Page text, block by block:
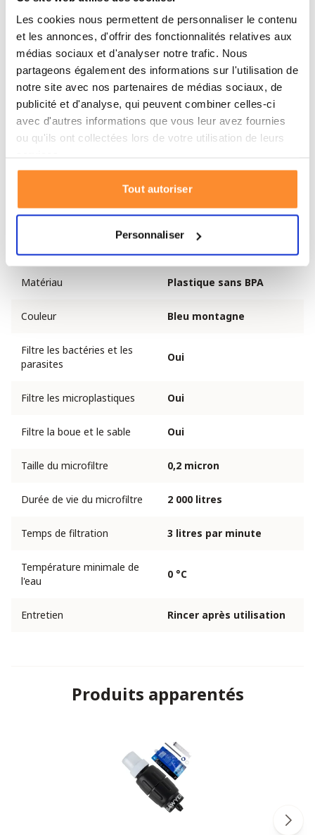
Les cookies nous permettent de personnaliser le contenu
et les annonces, d'offrir des fonctionnalités relatives aux
médias sociaux et d'analyser notre trafic. Nous
partageons également des informations sur l'utilisation de
notre site avec nos partenaires de médias sociaux, de
publicité et d'analyse, qui peuvent combiner celles-ci
avec d'autres informations que vous leur avez fournies
ou qu'ils ont collectées lors de votre utilisation de leurs
Tout autoriser
Personnaliser
ses bouchons étanches, vous pouvez ranger le filtre en
toute sécurité dans votre sac à dos ou votre sac. Que
vous vous rendiez dans un endroit isolé ou que vous
souhaitiez vous préparer à une situation d'urgence, le
LifeStraw Peak Series SOLO offre une solution fiable
pour obtenir de l'eau potable.
Spécifications
Type de produit Filtre à eau
Matériau Plastique sans BPA
Couleur Bleu montagne
Filtre les bactéries et les
parasites
Oui
Filtre les microplastiques Oui
Filtre la boue et le sable Oui
Taille du microfiltre 0,2 micron
Durée de vie du microfiltre 2 000 litres
Temps de filtration 3 litres par minute
Température minimale de
l'eau
0 °C
Entretien Rincer après utilisation
Produits apparentés